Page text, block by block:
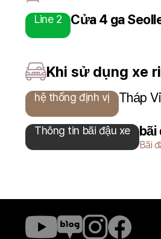
Line 2 Cửa 4 ga
Khi sử dụng xe
hệ thống định vị Tháp
Thông tin bãi đậu xe bãi
Bãi